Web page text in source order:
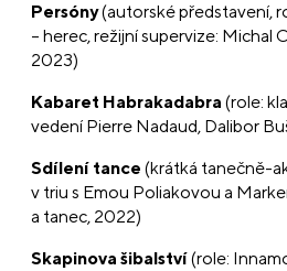
Persóny(autorské představení,
– herec, režijní supervize: Michal
2023)
Kabaret Habrakadabra (role:
vedení Pierre Nadaud, Dalibor
Sdílení tance (krátká tanečně-
v triu s Emou Poliakovou a
a tanec, 2022)
Skapinova šibalství(role: